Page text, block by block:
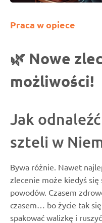
Praca w opiece
🌿 Nowe
możliwości!
Jak
szteli w
Bywa różnie. Nawet
zlecenie może kiedyś się
powodów. Czasem
czasem… bo życie tak
spakować walizkę i